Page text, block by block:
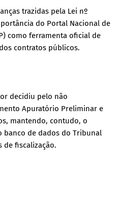
trazidas pela Lei nº
do Portal Nacional de
como ferramenta oficial de
contratos públicos.
decidiu pelo não
Apuratório Preliminar e
mantendo, contudo, o
banco de dados do Tribunal
de fiscalização.